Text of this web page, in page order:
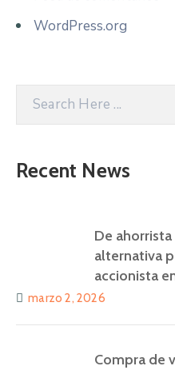
WordPress.org
Recent News
De ahorrista
alternativa
accionista
marzo 2, 2026
Compra de